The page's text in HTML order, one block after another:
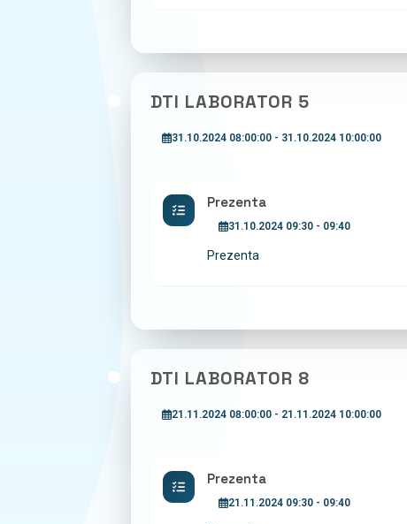
DTI LABORATOR 5
31.10.2024 08:00:00 - 31.10.2024 10:00:00
Prezenta
31.10.2024 09:30 - 09:40
Prezenta
DTI LABORATOR 8
21.11.2024 08:00:00 - 21.11.2024 10:00:00
Prezenta
21.11.2024 09:30 - 09:40